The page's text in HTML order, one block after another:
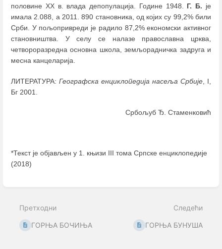
половине XX в. влада депопулација. Године 1948. Г. Б. је
имала 2.088, а 2011. 890 становника, од којих су 99,2% били
Срби. У пољопривреди је радило 87,2% економски активног
становништва. У селу се налазе православна црква,
четвороразредна основна школа, земљорадничка задруга и
месна канцеларија.
ЛИТЕРАТУРА: Географска енциклопедија насеља Србије , I,
Бг 2001.
Србољуб Ђ. Стаменковић
*Текст је објављен у 1. књизи III тома Српске енциклопедије
(2018)
mode
Претходни
ГОРЊА БОЧИЊА
Следећи
ГОРЊА БУНУША